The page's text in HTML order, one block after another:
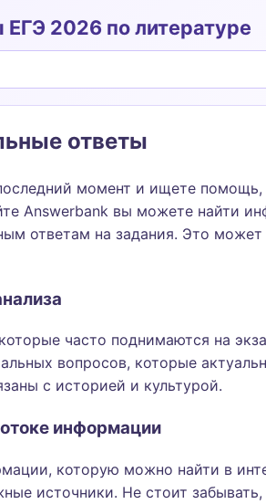
ЕГЭ 2026 по литературе
ответы
момент и ищете
Answerbank вы можете найти
ответам на задания. Это
часто поднимаются на
вопросов, которые
с историей и культурой.
информации
которую можно найти в
источники. Не стоит